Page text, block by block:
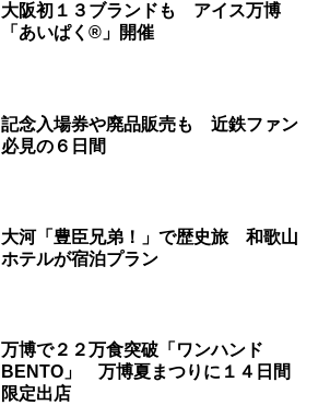
大阪初１３ブランドも アイス万博
「あいぱく®」開催
記念入場券や廃品販売も 近鉄ファン
必見の６日間
大河「豊臣兄弟！」で歴史旅 和歌山
ホテルが宿泊プラン
万博で２２万食突破「ワンハンド
BENTO」 万博夏まつりに１４日間
限定出店